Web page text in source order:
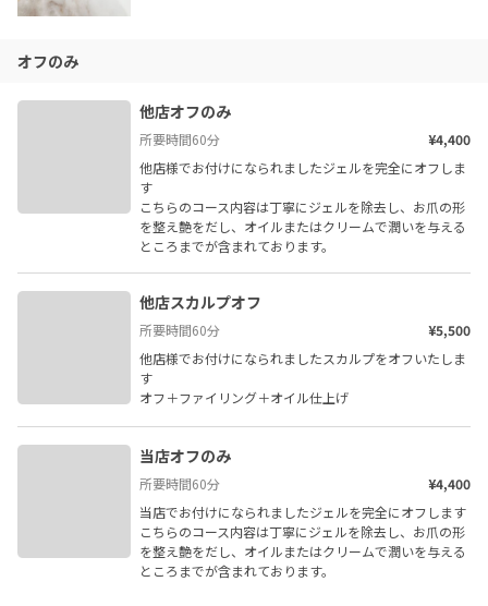
オフのみ
他店オフのみ
所要時間60分
¥4,400
他店様でお付けになられましたジェルを完全にオフしま
す
こちらのコース内容は丁寧にジェルを除去し、お爪の形
を整え艶をだし、オイルまたはクリームで潤いを与える
ところまでが含まれております。
他店スカルプオフ
所要時間60分
¥5,500
他店様でお付けになられましたスカルプをオフいたしま
す
オフ＋ファイリング＋オイル仕上げ
当店オフのみ
所要時間60分
¥4,400
当店でお付けになられましたジェルを完全にオフします
こちらのコース内容は丁寧にジェルを除去し、お爪の形
を整え艶をだし、オイルまたはクリームで潤いを与える
ところまでが含まれております。